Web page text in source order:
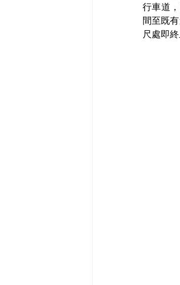
行車道
間至既
尺處即